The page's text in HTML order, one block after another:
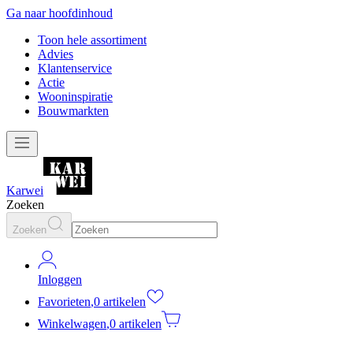
Ga naar hoofdinhoud
Toon hele assortiment
Advies
Klantenservice
Actie
Wooninspiratie
Bouwmarkten
Karwei
Zoeken
Zoeken
Inloggen
Favorieten,0 artikelen
Winkelwagen,0 artikelen